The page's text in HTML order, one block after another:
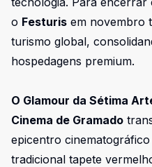
o Festuris em novembro
turismo global,
hospedagens premium.
O Glamour da Sétima
Cinema de Gramado
epicentro
tradicional tapete